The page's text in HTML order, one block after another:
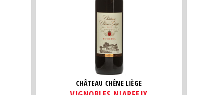
CHÂTEAU CHÊNE LIÈGE